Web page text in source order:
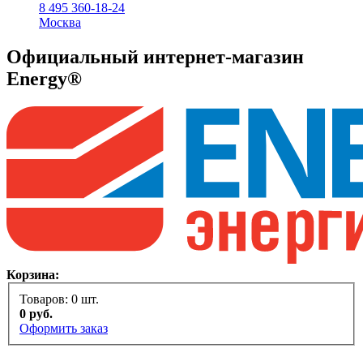
8 495 360-18-24
Москва
Официальный интернет-магазин
Energy®
Корзина:
Товаров: 0 шт.
0 руб.
Оформить заказ